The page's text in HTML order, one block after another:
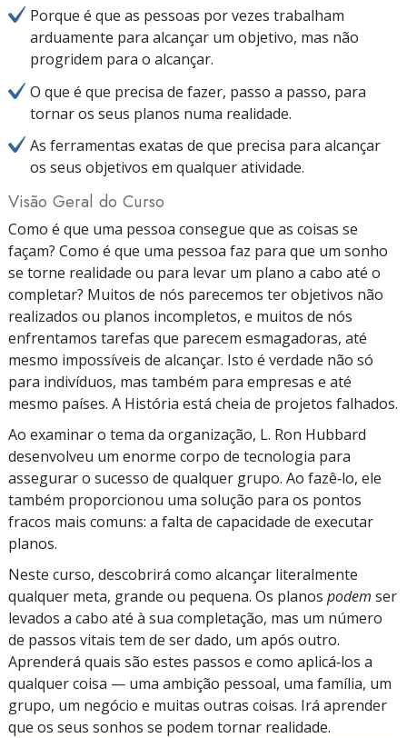
Porque é que as pessoas por vezes trabalham
arduamente para alcançar um objetivo, mas não
progridem para o alcançar.
O que é que precisa de fazer, passo a passo, para
tornar os seus planos numa realidade.
As ferramentas exatas de que precisa para alcançar
os seus objetivos em qualquer atividade.
Visão Geral do Curso
Como é que uma pessoa consegue que as coisas se
façam? Como é que uma pessoa faz para que um sonho
se torne realidade ou para levar um plano a cabo até o
completar? Muitos de nós parecemos ter objetivos não
realizados ou planos incompletos, e muitos de nós
enfrentamos tarefas que parecem esmagadoras, até
mesmo impossíveis de alcançar. Isto é verdade não só
para indivíduos, mas também para empresas e até
mesmo países. A História está cheia de projetos falhados.
Ao examinar o tema da organização, L. Ron Hubbard
desenvolveu um enorme corpo de tecnologia para
assegurar o sucesso de qualquer grupo. Ao fazê‑lo, ele
também proporcionou uma solução para os pontos
fracos mais comuns: a falta de capacidade de executar
planos.
Neste curso, descobrirá como alcançar literalmente
qualquer meta, grande ou pequena. Os planos podem ser
levados a cabo até à sua completação, mas um número
de passos vitais tem de ser dado, um após outro.
Aprenderá quais são estes passos e como aplicá‑los a
qualquer coisa — uma ambição pessoal, uma família, um
grupo, um negócio e muitas outras coisas. Irá aprender
que os seus sonhos se podem tornar realidade.